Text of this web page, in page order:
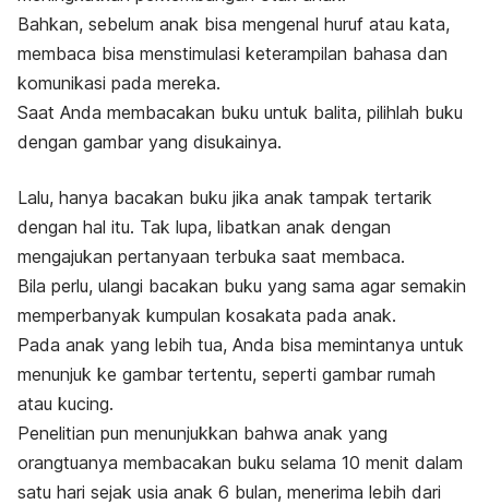
Bahkan, sebelum anak bisa mengenal huruf atau kata,
membaca bisa menstimulasi keterampilan bahasa dan
komunikasi pada mereka.
Saat Anda membacakan buku untuk balita, pilihlah buku
dengan gambar yang disukainya.
Lalu, hanya bacakan buku jika anak tampak tertarik
dengan hal itu. Tak lupa, libatkan anak dengan
mengajukan pertanyaan terbuka saat membaca.
Bila perlu, ulangi bacakan buku yang sama agar semakin
memperbanyak kumpulan kosakata pada anak.
Pada anak yang lebih tua, Anda bisa memintanya untuk
menunjuk ke gambar tertentu, seperti gambar rumah
atau kucing.
Penelitian pun menunjukkan bahwa anak yang
orangtuanya membacakan buku selama 10 menit dalam
satu hari sejak usia anak 6 bulan, menerima lebih dari